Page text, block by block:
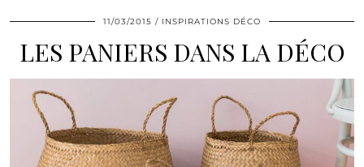
11/03/2015 INSPIRATIONS DÉCO
LES PANIERS DANS LA DÉCO